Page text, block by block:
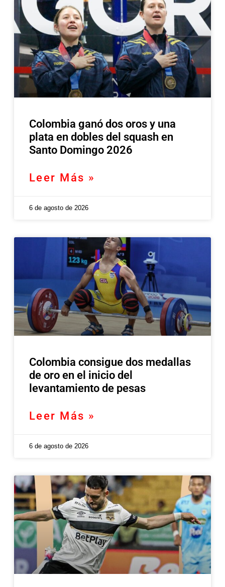
Colombia ganó dos oros y una
plata en dobles del squash en
Santo Domingo 2026
Leer Más »
6 de agosto de 2026
Colombia consigue dos medallas
de oro en el inicio del
levantamiento de pesas
Leer Más »
6 de agosto de 2026